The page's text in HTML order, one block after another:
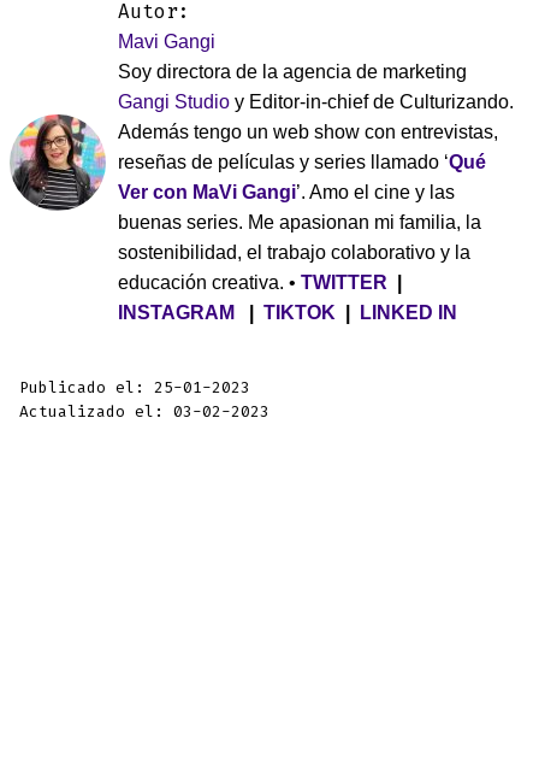
Autor:
Mavi Gangi
Soy directora de la agencia de marketing
Gangi Studio y Editor-in-chief de Culturizando.
Además tengo un web show con entrevistas,
reseñas de películas y series llamado ‘Qué
Ver con MaVi Gangi’. Amo el cine y las
buenas series. Me apasionan mi familia, la
sostenibilidad, el trabajo colaborativo y la
educación creativa. • TWITTER
INSTAGRAM
TIKTOK LINKED IN
Publicado el: 25-01-2023
Actualizado el: 03-02-2023